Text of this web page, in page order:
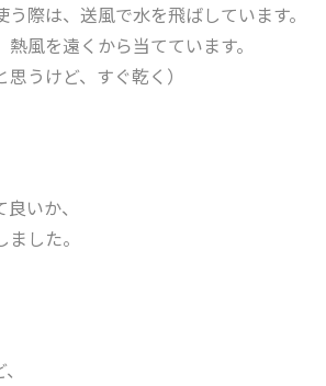
際は、送風で水を飛ばしています。
風を遠くから当てています。
思うけど、すぐ乾く）
いか、
した。